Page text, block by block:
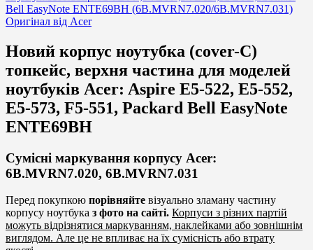
Новий корпус ноутубка (cover-C)
топкейс, верхня частина для моделей
ноутбуків Acer: Aspire E5-522, E5-552,
E5-573, F5-551, Packard Bell EasyNote
ENTE69BH
Сумісні маркування корпусу Acer:
6B.MVRN7.020, 6B.MVRN7.031
Перед покупкою порівняйте візуально зламану частину
корпусу ноутбука з фото на сайті. Корпуси з різних партій
можуть відрізнятися маркуванням, наклейками або зовнішнім
виглядом. Але це не впливає на їх сумісність або втрату